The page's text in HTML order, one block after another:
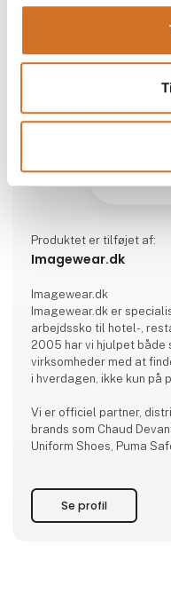
Produktet er tilføjet af:
Imagewear.dk
Imagewear.dk
Imagewear.dk er
arbejdssko til hotel-,
2005 har vi hjulpet
virksomheder med at
i hverdagen, ikke kun på
Vi er officiel partner,
brands som Chaud
Uniform Shoes, Puma
Hos Imagewear lægger
funktionalitet og kvalitet
Se profil